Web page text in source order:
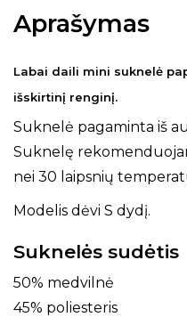
Aprašymas
Labai daili mini suknelė
išskirtinį renginį.
Suknelė pagaminta iš
Suknelę
nei 30 laipsnių
Modelis dėvi S dydį.
Suknelės sudėtis
50% medvilnė
45% poliesteris